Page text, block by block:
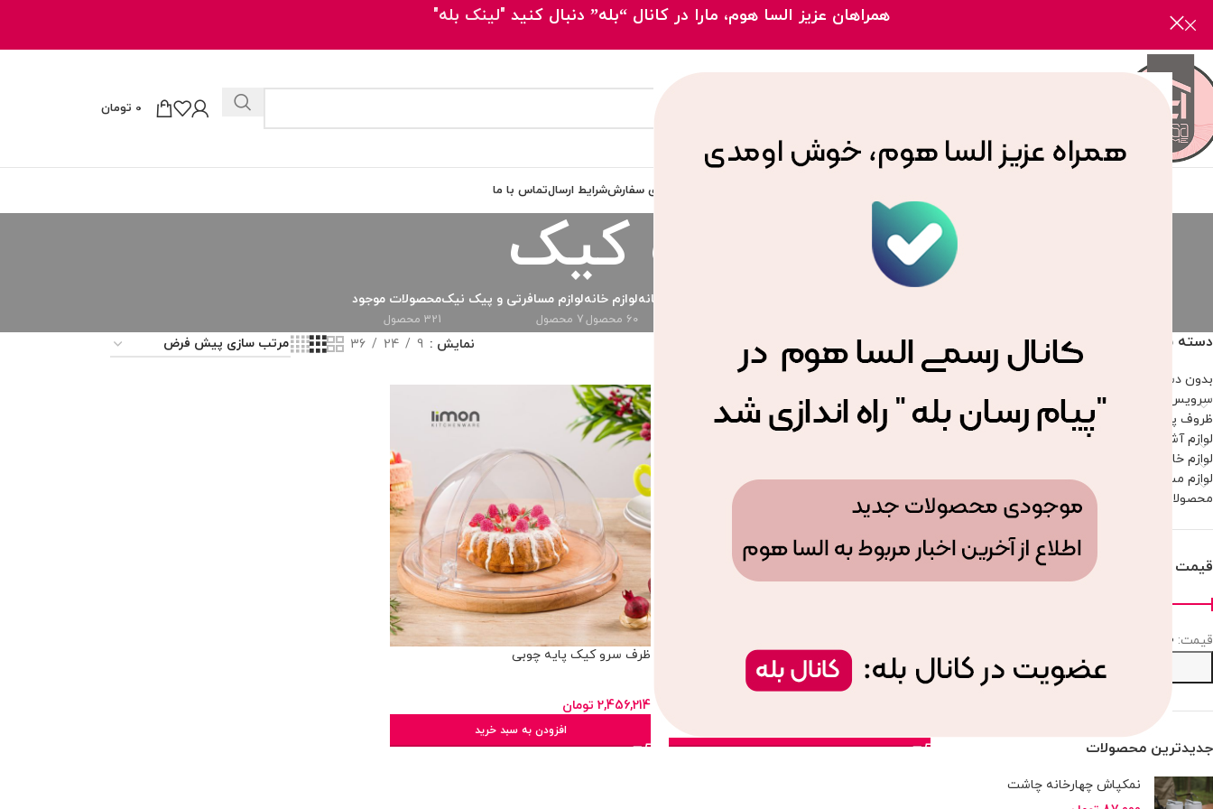
همراهان عزیز السا هوم، مارا در کانال “بله” دنبال کنید "لینک بله"
0 تومان
پیگیری سفارششرایط ارسالتماس با ما
ظرف کیک
لوازم آشپزخانهلوازم خانه
60 محصول
لوازم مسافرتی و پیک نیک
7 محصول
محصولات موجود
321 محصول
دسته بندی محصولات
بدون دسته‌بندی
سرویس جهیزیه
ظروف پذیرایی
لوازم آشپزخانه
لوازم خانه
لوازم مسافرتی و پیک نیک
محصولات موجود
قیمت
صافی
قيمت: 2,456,210 تومان
جدیدترین محصولات
نمکپاش چهارخانه چاشت
خانه/ محصولات برچسب خورده “ظرف کیک” نمایش 9
24
36
ظرف سرو کیک بزرگ کفه چوبی ظرف سرو کیک پایه چوبی
2,456,214 تومان
افزودن به سبد خرید